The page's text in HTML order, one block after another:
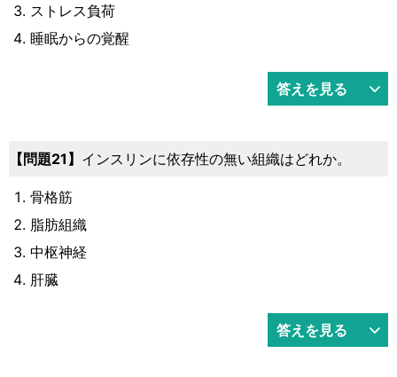
ストレス負荷
睡眠からの覚醒
答えを見る
21 インスリンに依存性の無い組織はどれか。
骨格筋
脂肪組織
中枢神経
肝臓
答えを見る